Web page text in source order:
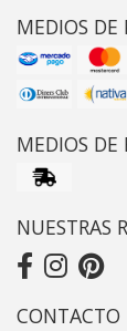
MEDIOS DE
MEDIOS DE
NUESTRAS
CONTACTO